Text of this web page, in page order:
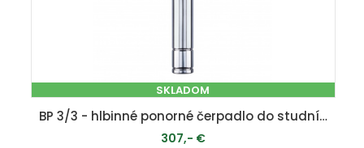
SKLADOM
BP 3/3 - hlbinné ponorné čerpadlo do studní a vrtov
307,- €